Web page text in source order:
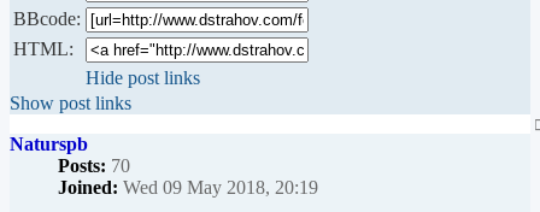
BBcode:
HTML:
Hide post links
Show post links
Naturspb
Posts: 70
Joined: Wed 09 May 2018, 20:19